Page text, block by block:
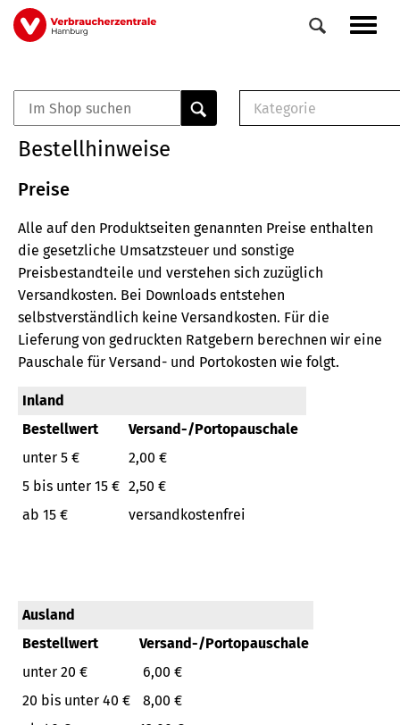
Direkt
zum
Veranstaltungen
0
Elemente
Kategorie
Broschüre
Buch
Bestellhinweise
Preise
Alle auf den Produktseiten genannten Preise enthalten
die gesetzliche Umsatzsteuer und sonstige
Preisbestandteile und verstehen sich zuzüglich
Versandkosten. Bei Downloads entstehen
selbstverständlich keine Versandkosten. Für die
Lieferung von gedruckten Ratgebern berechnen wir eine
Pauschale für Versand- und Portokosten wie folgt.
Inland
Bestellwert
Versand-/Portopauschale
unter 5 €
2,00 €
5 bis unter 15 € 2,50 €
ab 15 €
versandkostenfrei
Ausland
Bestellwert
Versand-/Portopauschale
unter 20 €
6,00 €
20 bis unter 40 €
8,00 €